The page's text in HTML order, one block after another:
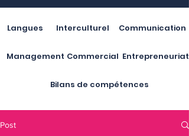
Langues Interculturel Communication
Management Commercial Entrepreneuriat
Bilans de compétences
Post